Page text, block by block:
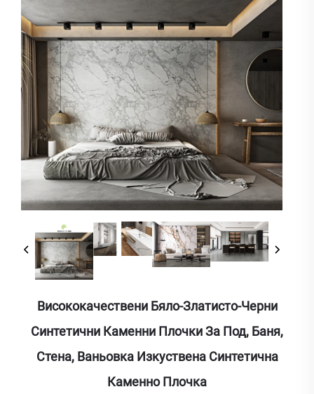
Висококачествени Бяло-Златисто-Черни
Синтетични Каменни Плочки За Под, Баня,
Стена, Ваньовка Изкуствена Синтетична
Каменно Плочка